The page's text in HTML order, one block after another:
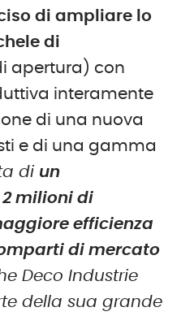
di ampliare lo
di
apertura) con
interamente
di una nuova
e di una gamma
di un
milioni di
efficienza
di mercato
Deco Industrie
della sua grande